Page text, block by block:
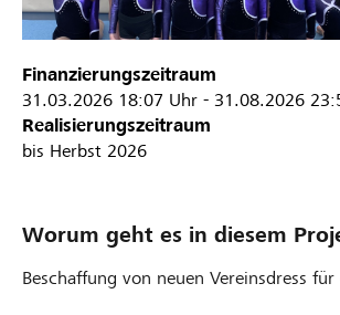
Finanzierungszeitraum
31.03.2026 18:07 Uhr - 31.08.2026
Realisierungszeitraum
bis Herbst 2026
Worum geht es in diesem
Beschaffung von neuen Vereinsdress